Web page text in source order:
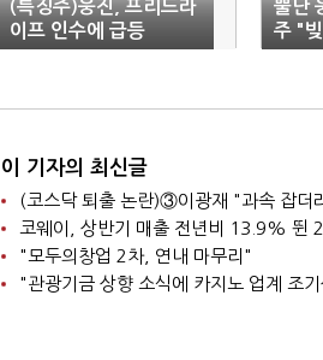
(특징주)웅진, 프리드라
이프 인수에 급등
뿔난
주 "
이 기자의 최신글
코웨이, 상반기 매출 전년비 13.9% 뛴
"모두의창업 2차, 연내 마무리"
"관광기금 상향 소식에 카지노 업계 조